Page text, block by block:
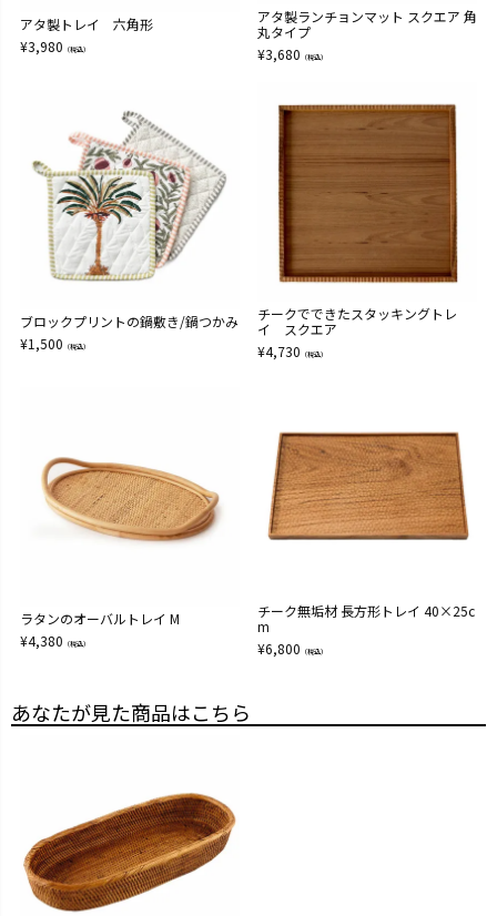
アタ製トレイ 六角形
¥3,980 （税込）
アタ製ランチョンマット スクエア 角
丸タイプ
¥3,680 （税込）
ブロックプリントの鍋敷き/鍋つかみ
¥1,500 （税込）
チークでできたスタッキングトレ
イ スクエア
¥4,730 （税込）
ラタンのオーバルトレイ M
¥4,380 （税込）
チーク無垢材 長方形トレイ 40×25c
m
¥6,800 （税込）
あなたが見た商品はこちら